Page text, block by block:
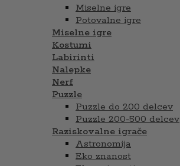
Miselne igre
Potovalne igre
Miselne igre
Kostumi
Labirinti
Nalepke
Nerf
Puzzle
Puzzle do 200 delcev
Puzzle 200-500 delcev
Raziskovalne igrače
Astronomija
Eko znanost